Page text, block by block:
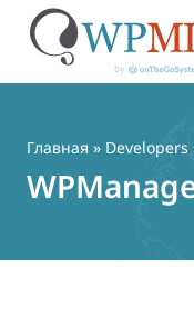
содержимому
Главная »